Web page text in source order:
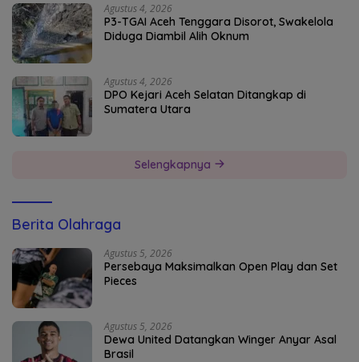
Agustus 4, 2026
P3-TGAI Aceh Tenggara Disorot, Swakelola
Diduga Diambil Alih Oknum
Agustus 4, 2026
DPO Kejari Aceh Selatan Ditangkap di
Sumatera Utara
Selengkapnya
Berita Olahraga
Agustus 5, 2026
Persebaya Maksimalkan Open Play dan Set
Pieces
Agustus 5, 2026
Dewa United Datangkan Winger Anyar Asal
Brasil